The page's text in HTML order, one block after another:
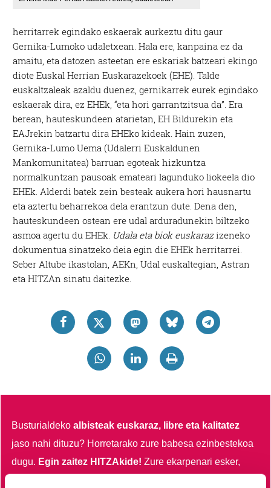
herritarrek egindako eskaerak aurkeztu ditu gaur
Gernika-Lumoko udaletxean. Hala ere, kanpaina ez da
amaitu, eta datozen asteetan ere eskariak batzeari ekingo
diote Euskal Herrian Euskarazekoek (EHE). Talde
euskaltzaleak azaldu duenez, gernikarrek eurek egindako
eskaerak dira, ez EHEk, “eta hori garrantzitsua da”. Era
berean, hauteskundeen atarietan, EH Bildurekin eta
EAJrekin batzartu dira EHEko kideak. Hain zuzen,
Gernika-Lumo Uema (Udalerri Euskaldunen
Mankomunitatea) barruan egoteak hizkuntza
normalkuntzan pausoak emateari lagunduko liokeela dio
EHEk. Alderdi batek zein besteak aukera hori hausnartu
eta aztertu beharrekoa dela erantzun dute. Dena den,
hauteskundeen ostean ere udal arduradunekin biltzeko
asmoa agertu du EHEk. Udala eta biok euskarazizeneko
dokumentua sinatzeko deia egin die EHEk herritarrei.
Seber Altube ikastolan, AEKn, Udal euskaltegian, Astran
eta HITZAn sinatu daitezke.
Busturialdekoalbisteak euskaraz, libre eta kalitatez
jaso nahi dituzu? Horretarako zure babesa ezinbestekoa
dugu. Egin zaitez HITZAkide!Zure ekarpenari esker,